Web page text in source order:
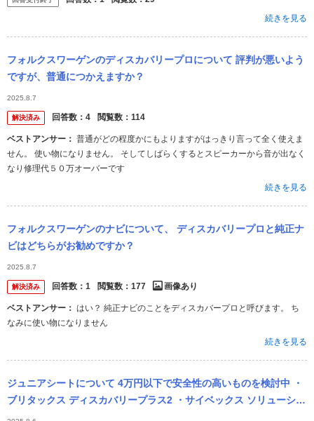
続きを見る
フォルクスワーゲンのディスカバリープロについて 評判が悪いよう
ですが、普通につかえますか？
2025.8.7
解決済み 回答数： 4 閲覧数： 114
ベストアンサー：
せん。 使い物になりません。 そしてしばらくするとスピーカーから音が出なく
なり修理代５０万オーバーです
続きを見る
フォルクスワーゲンのナビについて、 ディスカバリープロと純正ナ
ビはどちらがお勧めですか？
2025.8.7
解決済み 回答数： 1 閲覧数： 177 画像あり
ベストアンサー：
なみに使い物になりません
続きを見る
ジュニアシートについて 4万円以下で安全性の高いものを検討中 ・
ブリタックス ディスカバリープラス2 ・サイベックス ソリューショ
ンG2 この2つで迷っていますがどちらがおすすめですか？ ...